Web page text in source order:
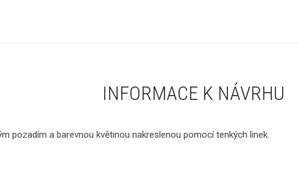
INFORMACE K NÁVRHU
pozadím a barevnou květinou nakreslenou pomocí tenkých linek.